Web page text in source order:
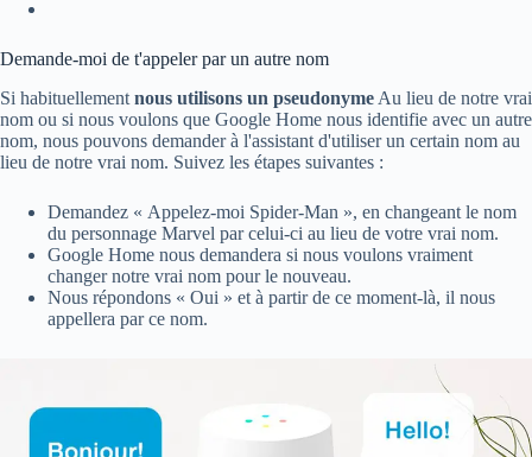
Demande-moi de t'appeler par un autre nom
Si habituellement nous utilisons un pseudonyme Au lieu de notre vrai
nom ou si nous voulons que Google Home nous identifie avec un autre
nom, nous pouvons demander à l'assistant d'utiliser un certain nom au
lieu de notre vrai nom. Suivez les étapes suivantes :
Demandez « Appelez-moi Spider-Man », en changeant le nom
du personnage Marvel par celui-ci au lieu de votre vrai nom.
Google Home nous demandera si nous voulons vraiment
changer notre vrai nom pour le nouveau.
Nous répondons « Oui » et à partir de ce moment-là, il nous
appellera par ce nom.